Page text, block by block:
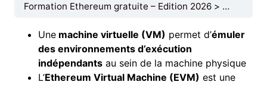
Formation Ethereum gratuite – Edition 2026 3.
Une machine virtuelle (VM) permet d’émuler
des environnements d’exécution
indépendants au sein de la machine physique
L’Ethereum Virtual Machine (EVM) est une